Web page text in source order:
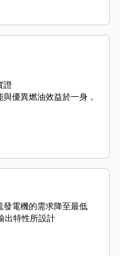
證
優異燃油效益於一身，
發電機的需求降至最低
出特性所設計